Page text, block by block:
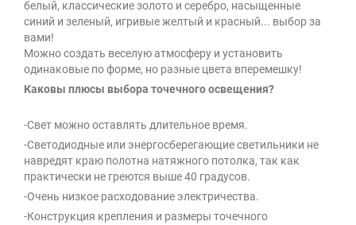
белый, классические золото и серебро, насыщенные
синий и зеленый, игривые желтый и красный... выбор за
вами!
Можно создать веселую атмосферу и установить
одинаковые по форме, но разные цвета вперемешку!
Каковы плюсы выбора точечного освещения?
-Свет можно оставлять длительное время.
-Светодиодные или энергосберегающие светильники не
навредят краю полотна натяжного потолка, так как
практически не греются выше 40 градусов.
-Очень низкое расходование электричества.
-Конструкция крепления и размеры точечного